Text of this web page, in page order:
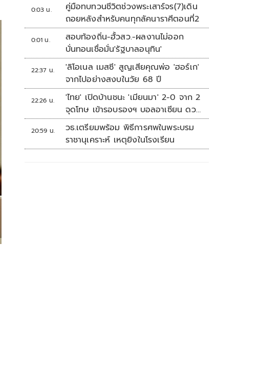
0:03 น.
คู่มือทบทวนชีวิตช่วงพระเสาร์จร(7)เดิน
ถอยหลังสำหรับคนทุกลัคนาราศีตอนที่2
0:01 น.
สอบท้องถิ่น-ฮั้วสว.-ผลงานไม่ออก
บั่นทอนเชื่อมั่น'รัฐบาลอนุทิน'
22:37 น.
'ลิโอเนล เมสซี' สูญเสียคุณพ่อ 'ฮอร์เก'
จากไปอย่างสงบในวัย 68 ปี
22:26 น.
'ไทย' เปิดบ้านชนะ 'เมียนมา' 2-0 จาก 2
จุดโทษ เข้ารอบรองฯ บอลอาเซียน ดวล
'สิงคโปร์'
20:59 น.
วธ.เตรียมพร้อม พิธีการศพในพระบรม
ราชานุเคราะห์ เหตุยิงในโรงเรียน